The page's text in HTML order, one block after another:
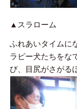
▲スラローム
ふれあいタイムに
ラピー犬たちをな
び、目尻がさがる